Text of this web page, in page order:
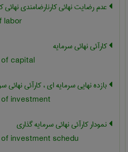
عدم رضایت نهائی کارنارضامندی نهائی
labor
کارآئی نهائی سرمایه
capital
بازده نهایی سرمایه ای ، کارآئی نهائی
investment
نمودار کارآئی نهائی سرمایه گذاری
investment schedu